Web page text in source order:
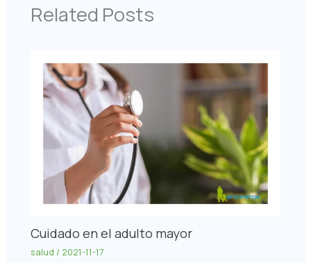
Related Posts
Cuidado en el adulto mayor
salud / 2021-11-17